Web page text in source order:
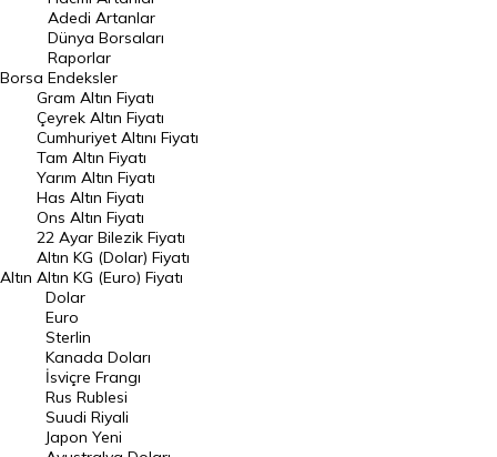
Geçmiş Kapanışlar
Dünya Borsaları
Raporlar
Endeksler
DÖVİZ
Döviz Kuru
Dolar Kuru
Euro Kuru
Pound Kuru
Frank Kuru
Riyal Kuru
Avustralya Doları
Borsa
Adedi Artanlar
Dünya Borsaları
Raporlar
Endeksler
Altın
Gram Altın Fiyatı
Çeyrek Altın Fiyatı
Cumhuriyet Altını Fiyatı
Tam Altın Fiyatı
Yarım Altın Fiyatı
Has Altın Fiyatı
Ons Altın Fiyatı
22 Ayar Bilezik Fiyatı
Altın KG (Dolar) Fiyatı
Altın KG (Euro) Fiyatı
Dolar
Euro
Sterlin
Kanada Doları
İsviçre Frangı
Rus Rublesi
Suudi Riyali
Japon Yeni